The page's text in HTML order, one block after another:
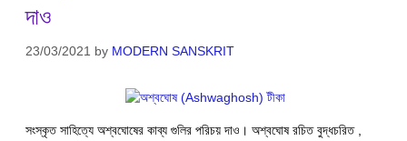
দাও
23/03/2021 by MODERN SANSKRIT
সংস্কৃত সাহিত্যে অশ্বঘোষের কাব্য গুলির পরিচয় দাও। অশ্বঘোষ রচিত বুদ্ধচরিত ,